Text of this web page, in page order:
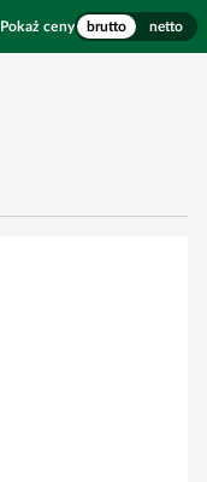
Pokaż ceny brutto netto